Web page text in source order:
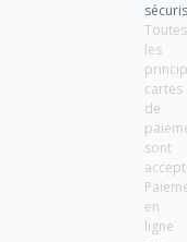
Toutes
les
cartes
de
sont
en
ligne